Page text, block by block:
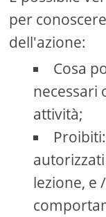
per
dell'azione:
Cosa
necessari
attività;
lezione, e